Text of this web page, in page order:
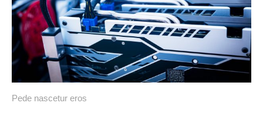
Pede nascetur eros